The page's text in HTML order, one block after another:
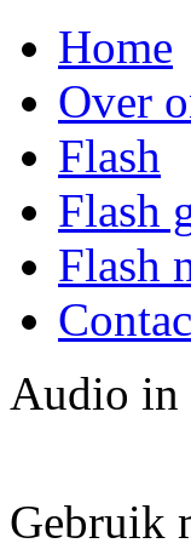
Home
Over
Flash
Flash
Flash
Audio in
Gebruik